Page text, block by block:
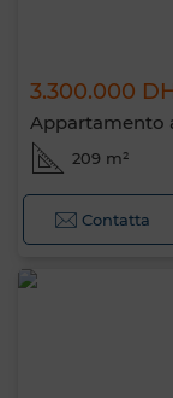
3.300.000
Appartamento
209 m²
Contatta